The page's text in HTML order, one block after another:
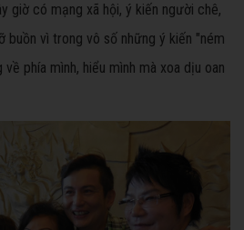
giờ có mạng xã hội, ý kiến người chê,
buồn vì trong vô số những ý kiến "ném
phía mình, hiểu mình mà xoa dịu oan